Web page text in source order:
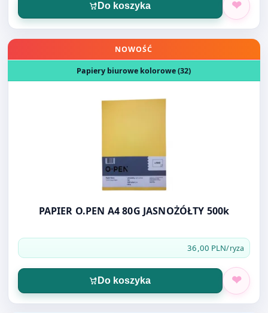
Do koszyka
Otwórz produkt: PAPIER O.PEN A4 80G JASNOŻÓŁTY 500k
NOWOŚĆ
Papiery biurowe kolorowe (32)
PAPIER O.PEN A4 80G JASNOŻÓŁTY 500k
36,00 PLN/ryza
Do koszyka